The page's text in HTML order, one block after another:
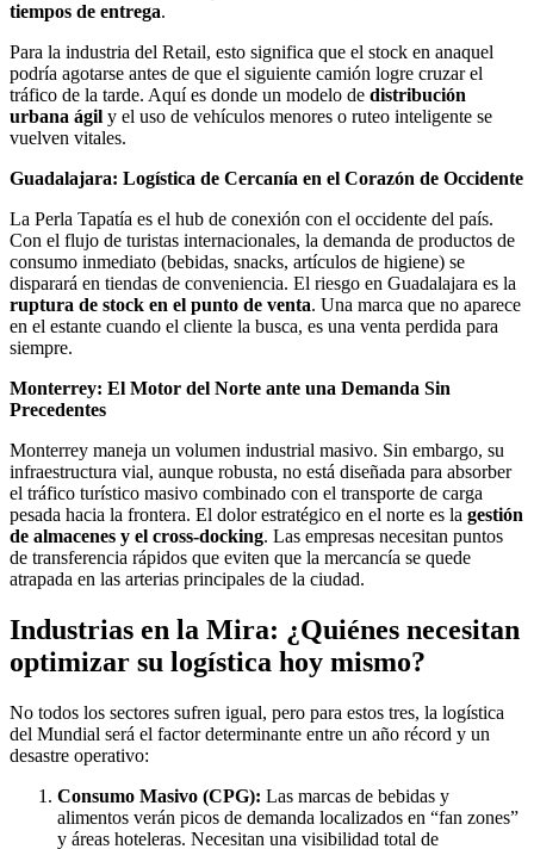
tiempos de entrega.
Para la industria del Retail, esto significa que el stock en anaquel
podría agotarse antes de que el siguiente camión logre cruzar el
tráfico de la tarde. Aquí es donde un modelo de distribución
urbana ágil y el uso de vehículos menores o ruteo inteligente se
vuelven vitales.
Guadalajara: Logística de Cercanía en el Corazón de Occidente
La Perla Tapatía es el hub de conexión con el occidente del país.
Con el flujo de turistas internacionales, la demanda de productos de
consumo inmediato (bebidas, snacks, artículos de higiene) se
disparará en tiendas de conveniencia. El riesgo en Guadalajara es la
ruptura de stock en el punto de venta. Una marca que no aparece
en el estante cuando el cliente la busca, es una venta perdida para
siempre.
Monterrey: El Motor del Norte ante una Demanda Sin
Precedentes
Monterrey maneja un volumen industrial masivo. Sin embargo, su
infraestructura vial, aunque robusta, no está diseñada para absorber
el tráfico turístico masivo combinado con el transporte de carga
pesada hacia la frontera. El dolor estratégico en el norte es la gestión
de almacenes y el cross-docking. Las empresas necesitan puntos
de transferencia rápidos que eviten que la mercancía se quede
atrapada en las arterias principales de la ciudad.
Industrias en la Mira: ¿Quiénes necesitan
optimizar su logística hoy mismo?
No todos los sectores sufren igual, pero para estos tres, la logística
del Mundial será el factor determinante entre un año récord y un
desastre operativo:
Consumo Masivo (CPG): Las marcas de bebidas y
alimentos verán picos de demanda localizados en “fan zones”
y áreas hoteleras. Necesitan una visibilidad total de